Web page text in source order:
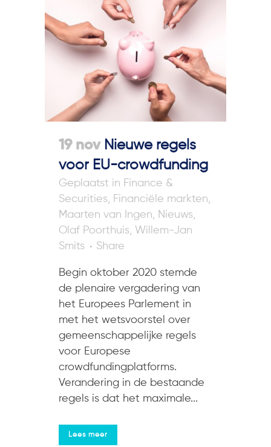
19 nov Nieuwe regels
voor EU-crowdfunding
in Finance &
Securities, Financiële markten,
Maarten van Ingen, Nieuws,
Olaf Poorthuis, Willem-Jan
Smits
Share
Begin oktober 2020 stemde
de plenaire vergadering van
het Europees Parlement in
met het wetsvoorstel over
gemeenschappelijke regels
voor Europese
crowdfundingplatforms.
Verandering in de bestaande
regels is dat het maximale...
Lees meer